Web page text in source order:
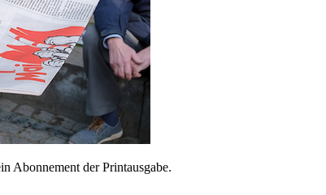
Abonnement der Printausgabe.